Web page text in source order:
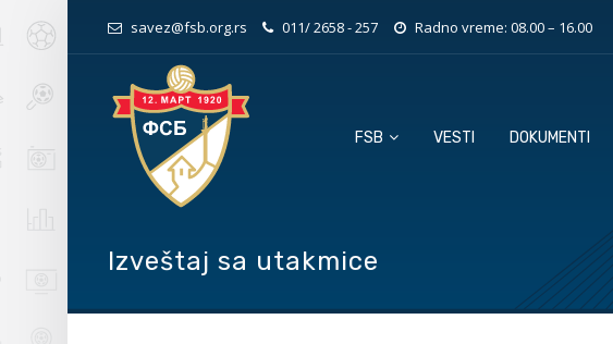
savez@fsb.org.rs 011/ 2658 - 257 Radno vreme: 08.00 – 16.00
FSB VESTI DOKUMENTI
Izveštaj sa utakmice